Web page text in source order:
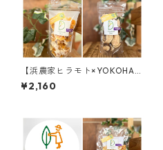
【浜農家ヒラモト×YOKOHAM
A Dry】のドライ食品3点セッ
ト
¥2,160